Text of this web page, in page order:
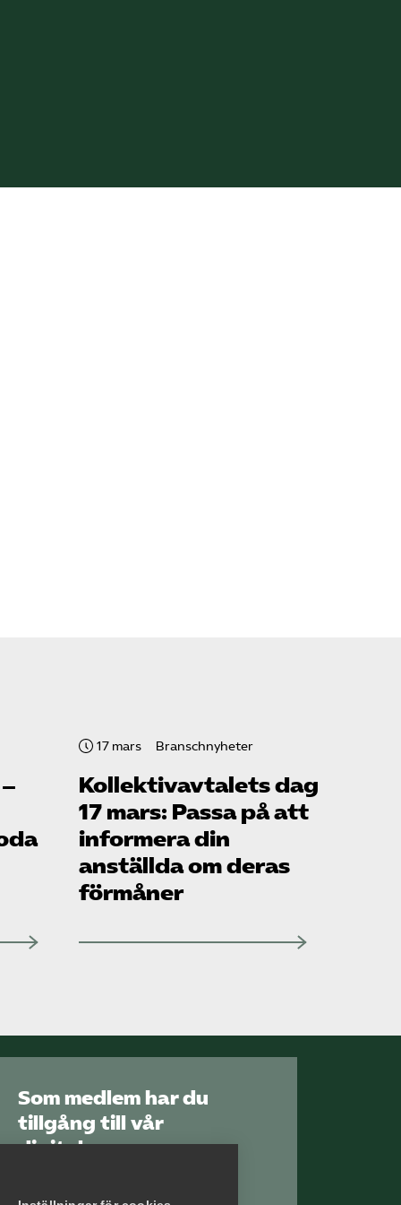
17 mars Branschnyheter
Kollektiv­avtalets dag
17 mars: Passa på att
informera din
anställda om deras
förmåner
Som medlem har du
tillgång till vår
digitala
Arbetsgivarguiden